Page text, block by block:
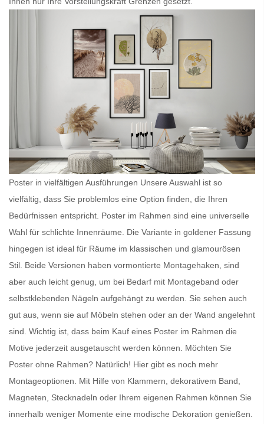
Poster in vielfältigen Ausführungen Unsere Auswahl ist so
vielfältig, dass Sie problemlos eine Option finden, die Ihren
Bedürfnissen entspricht. Poster im Rahmen sind eine universelle
Wahl für schlichte Innenräume. Die Variante in goldener Fassung
hingegen ist ideal für Räume im klassischen und glamourösen
Stil. Beide Versionen haben vormontierte Montagehaken, sind
aber auch leicht genug, um bei Bedarf mit Montageband oder
selbstklebenden Nägeln aufgehängt zu werden. Sie sehen auch
gut aus, wenn sie auf Möbeln stehen oder an der Wand angelehnt
sind. Wichtig ist, dass beim Kauf eines Poster im Rahmen die
Motive jederzeit ausgetauscht werden können. Möchten Sie
Poster ohne Rahmen? Natürlich! Hier gibt es noch mehr
Montageoptionen. Mit Hilfe von Klammern, dekorativem Band,
Magneten, Stecknadeln oder Ihrem eigenen Rahmen können Sie
innerhalb weniger Momente eine modische Dekoration genießen.